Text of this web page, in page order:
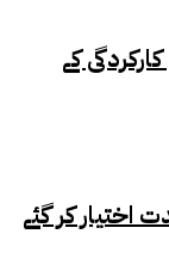
کے
اختیار کر گئے